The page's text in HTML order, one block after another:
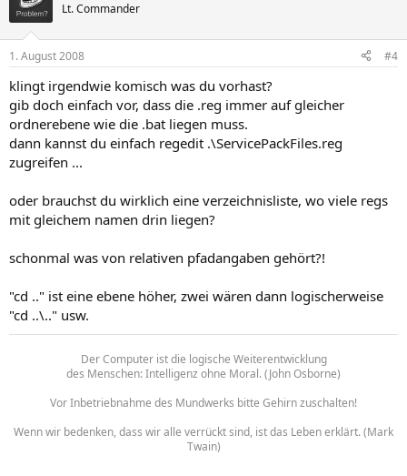
Lt. Commander
1. August 2008 #4
klingt irgendwie komisch was du vorhast?
gib doch einfach vor, dass die .reg immer auf gleicher
ordnerebene wie die .bat liegen muss.
dann kannst du einfach regedit .\ServicePackFiles.reg
zugreifen ...
oder brauchst du wirklich eine verzeichnisliste, wo viele regs
mit gleichem namen drin liegen?
schonmal was von relativen pfadangaben gehört?!
"cd .." ist eine ebene höher, zwei wären dann logischerweise
"cd ..\.." usw.
Der Computer ist die logische Weiterentwicklung
des Menschen: Intelligenz ohne Moral. (John Osborne)
Vor Inbetriebnahme des Mundwerks bitte Gehirn zuschalten!
Wenn wir bedenken, dass wir alle verrückt sind, ist das Leben erklärt. (Mark
Twain)